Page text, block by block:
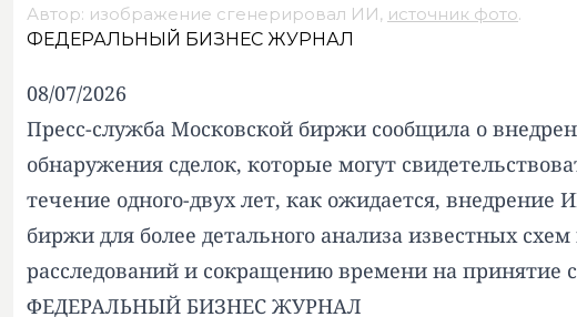
Автор: изображение сгенерировал ИИ, источник фото.
ФЕДЕРАЛЬНЫЙ БИЗНЕС ЖУРНАЛ
08/07/2026
Пресс-служба Московской биржи сообщила о
обнаружения сделок, которые могут
течение одного-двух лет, как ожидается, внедрение
биржи для более детального анализа известных
расследований и сокращению времени на принятие
ФЕДЕРАЛЬНЫЙ БИЗНЕС ЖУРНАЛ